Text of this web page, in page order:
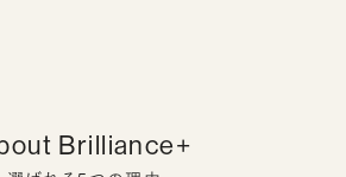
Brilliance+